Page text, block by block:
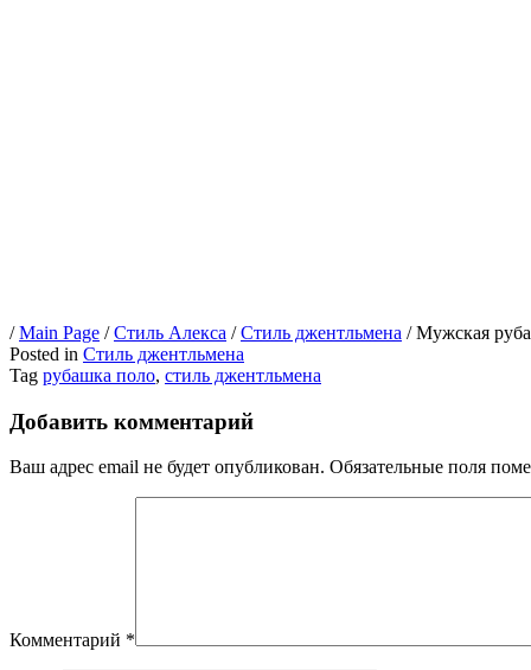
/Main Page /Стиль Алекса /Стиль джентльмена /Мужская
Posted in Стиль джентльмена
Tag рубашка поло, стиль джентльмена
Добавить комментарий
Ваш адрес email не будет опубликован. Обязательные поля
Комментарий *